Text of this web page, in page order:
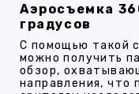
Аэросъемка
градусов
С помощью такой
можно получить
обзор,
направления, что